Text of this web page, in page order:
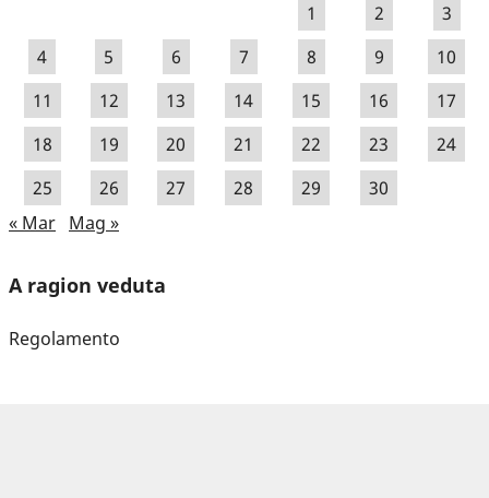
1
2
3
4
5 6 7 8 9
10
11
12 13 14 15 16
17
18
19 20 21 22 23
24
25
26 27 28 29
30
« Mar Mag »
A ragion veduta
Regolamento